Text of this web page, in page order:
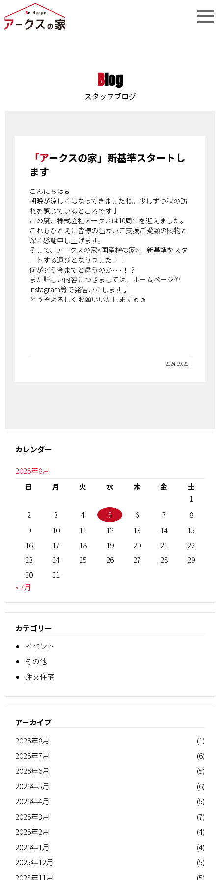
Blog
スタッフブログ
「アークスの家」新基準スタートし
ます
こんにちは☼
朝晩が涼しくはなってきましたね。少しずつ秋の訪
れを感じているところです♩
この度、株式会社アークスは10周年を迎えました。
これもひとえに皆様の温かいご支援ご愛顧の賜物と
深く感謝申し上げます。
そして、アークスの家<国産檜の家>、新基準をスタ
ートする運びとなりました！！
何がどう今までと違うのか･･･！？
また詳しい内容につきましては、ホームページや
Instagram等で発信いたします♩
どうぞよろしくお願いいたします☺☺
2024.09.25 |
カレンダー
2026年8月
日
月 火 水 木 金
土
1
2
3 4 5 6 7
8
9
10 11 12 13 14
15
16
17 18 19 20 21
22
23
24 25 26 27 28
29
30
31
« 7月
カテゴリー
イベント
その他
注文住宅
アーカイブ
2026年8月
(1)
2026年7月
(6)
2026年6月
(5)
2026年5月
(6)
2026年4月
(5)
2026年3月
(7)
2026年2月
(4)
2026年1月
(4)
2025年12月
(5)
2025年11月
(5)